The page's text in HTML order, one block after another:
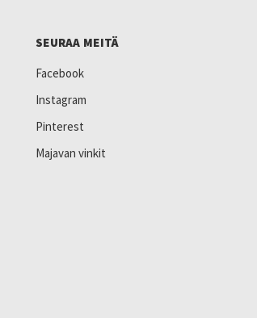
SEURAA MEITÄ
Facebook
Instagram
Pinterest
Majavan vinkit